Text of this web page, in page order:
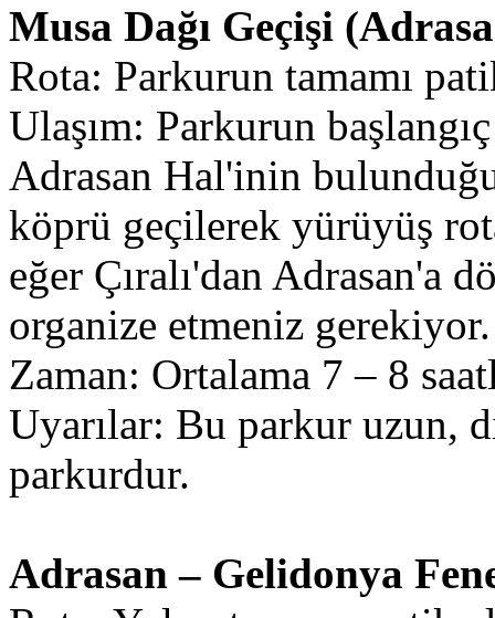
Musa Dağı Geçişi
Rota: Parkurun tamamı
Ulaşım: Parkurun
Adrasan Hal'inin
köprü geçilerek yürüyüş
eğer Çıralı'dan Adrasan'a
organize etmeniz gerekiyor.
Zaman: Ortalama 7 – 8
Uyarılar: Bu parkur uzun,
parkurdur.
Adrasan – Gelidonya